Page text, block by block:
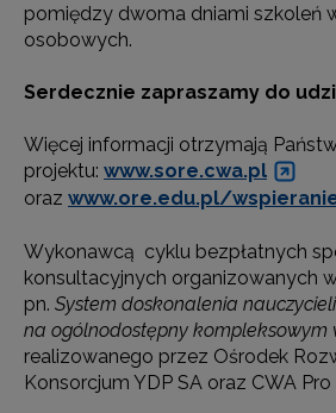
pomiędzy dwoma dniami szkoleń
osobowych.
Serdecznie zapraszamy do
Więcej informacji otrzymają
projektu: www.sore.cwa.pl
oraz www.ore.edu.pl/
Wykonawcą cyklu bezpłatnych
konsultacyjnych organizowanych
pn. System doskonalenia
na ogólnodostępny kompleksowym
realizowanego przez Ośrodek
Konsorcjum YDP SA oraz CWA Pro